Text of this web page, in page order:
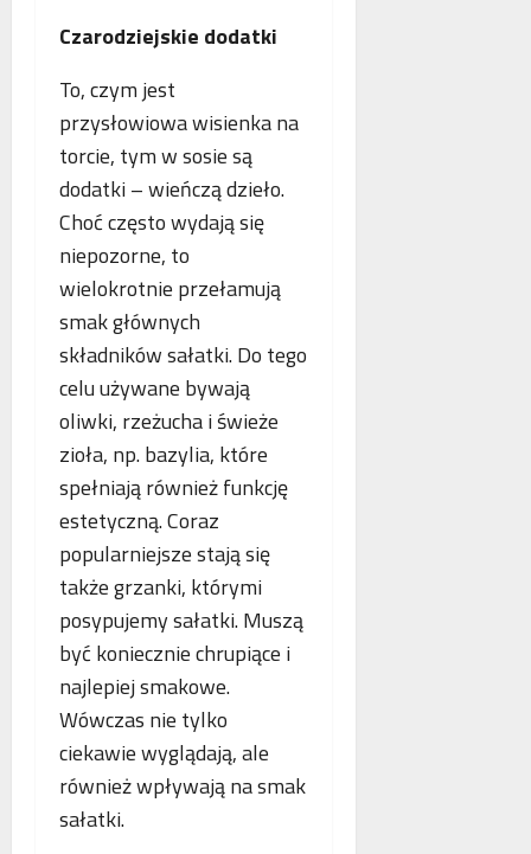
Czarodziejskie dodatki
To, czym jest
przysłowiowa wisienka na
torcie, tym w sosie są
dodatki – wieńczą dzieło.
Choć często wydają się
niepozorne, to
wielokrotnie przełamują
smak głównych
składników sałatki. Do tego
celu używane bywają
oliwki, rzeżucha i świeże
zioła, np. bazylia, które
spełniają również funkcję
estetyczną. Coraz
popularniejsze stają się
także grzanki, którymi
posypujemy sałatki. Muszą
być koniecznie chrupiące i
najlepiej smakowe.
Wówczas nie tylko
ciekawie wyglądają, ale
również wpływają na smak
sałatki.